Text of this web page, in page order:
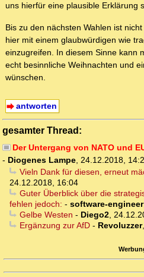
uns hierfür eine plausible Erklärung
Bis zu den nächsten Wahlen ist
hier mit einem glaubwürdigen wie
einzugreifen. In diesem Sinne kann
echt besinnliche Weihnachten und
wünschen.
antworten
gesamter Thread:
Der Untergang von NATO und
- Diogenes Lampe, 24.12.2018,
Vieln Dank für diesen, erneut
24.12.2018, 16:04
Guter Überblick über die
fehlen jedoch: - software-engineer
Gelbe Westen - Diego2,
Ergänzung zur AfD- Revoluzzer,